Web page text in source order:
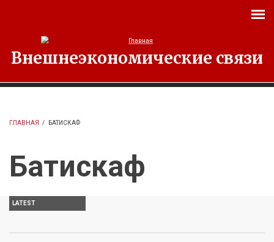
Внешнеэкономические связи
ГЛАВНАЯ / БАТИСКАФ
Батискаф
LATEST